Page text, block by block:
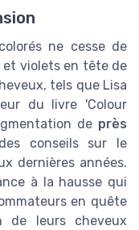
ne cesse de
et violets en tête de
tels que Lisa
du livre 'Colour
de près
conseils sur le
dernières années.
à la hausse qui
en quête
de leurs cheveux